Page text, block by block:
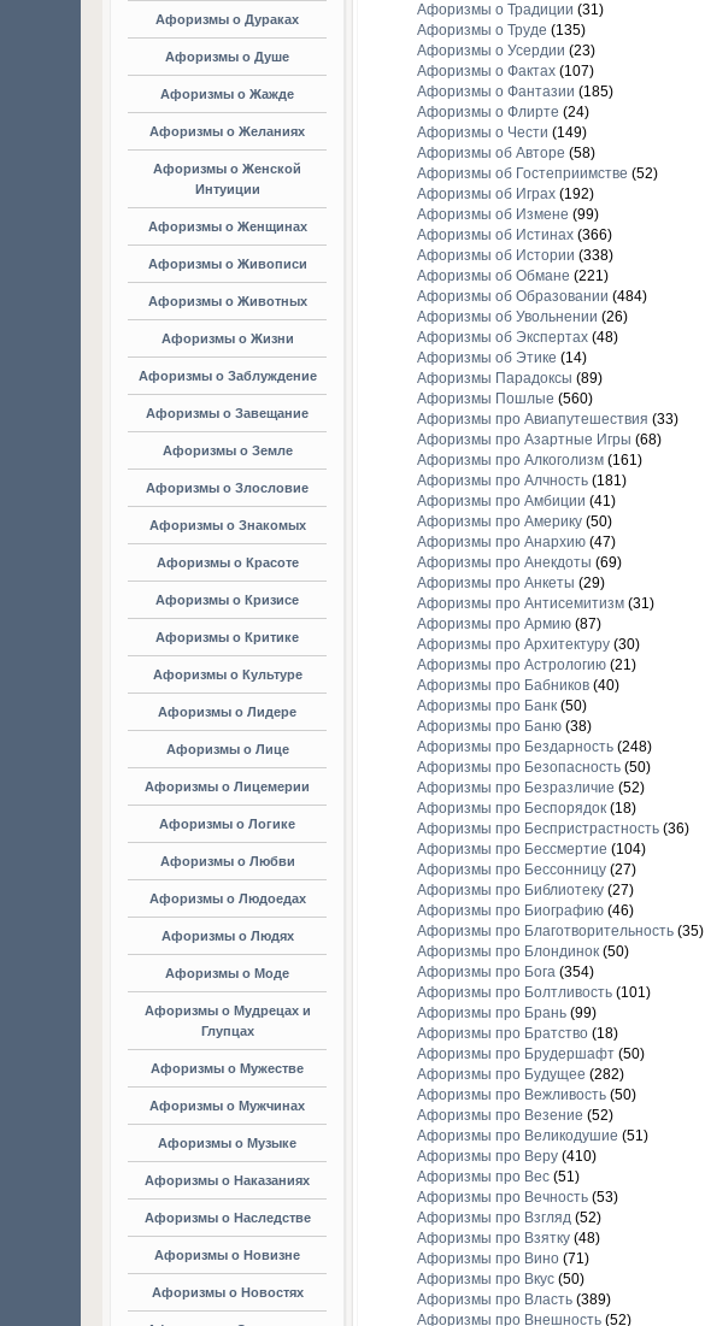
Афоризмы о Дураках
Афоризмы о Душе
Афоризмы о Жажде
Афоризмы о Желаниях
Афоризмы о Женской
Интуиции
Афоризмы о Женщинах
Афоризмы о Живописи
Афоризмы о Животных
Афоризмы о Жизни
Афоризмы о Заблуждение
Афоризмы о Завещание
Афоризмы о Земле
Афоризмы о Злословие
Афоризмы о Знакомых
Афоризмы о Красоте
Афоризмы о Кризисе
Афоризмы о Критике
Афоризмы о Культуре
Афоризмы о Лидере
Афоризмы о Лице
Афоризмы о Лицемерии
Афоризмы о Логике
Афоризмы о Любви
Афоризмы о Людоедах
Афоризмы о Людях
Афоризмы о Моде
Афоризмы о Мудрецах и
Глупцах
Афоризмы о Мужестве
Афоризмы о Мужчинах
Афоризмы о Музыке
Афоризмы о Наказаниях
Афоризмы о Наследстве
Афоризмы о Новизне
Афоризмы о Новостях
Афоризмы о Традиции (31)
Афоризмы о Труде (135)
Афоризмы о Усердии (23)
Афоризмы о Фактах(107)
Афоризмы о Фантазии (185)
Афоризмы о Флирте (24)
Афоризмы о Чести (149)
Афоризмы об Авторе (58)
Афоризмы об Гостеприимстве (52)
Афоризмы об Играх(192)
Афоризмы об Измене (99)
Афоризмы об Истинах(366)
Афоризмы об Истории (338)
Афоризмы об Обмане (221)
Афоризмы об Образовании (484)
Афоризмы об Увольнении (26)
Афоризмы об Экспертах(48)
Афоризмы об Этике (14)
Афоризмы Парадоксы (89)
Афоризмы Пошлые (560)
Афоризмы про Авиапутешествия (33)
Афоризмы про Азартные Игры (68)
Афоризмы про Алкоголизм(161)
Афоризмы про Алчность(181)
Афоризмы про Амбиции (41)
Афоризмы про Америку(50)
Афоризмы про Анархию(47)
Афоризмы про Анекдоты (69)
Афоризмы про Анкеты (29)
Афоризмы про Антисемитизм(31)
Афоризмы про Армию(87)
Афоризмы про Архитектуру(30)
Афоризмы про Астрологию(21)
Афоризмы про Бабников(40)
Афоризмы про Банк(50)
Афоризмы про Баню(38)
Афоризмы про Бездарность(248)
Афоризмы про Безопасность(50)
Афоризмы про Безразличие (52)
Афоризмы про Беспорядок(18)
Афоризмы про Беспристрастность(36)
Афоризмы про Бессмертие (104)
Афоризмы про Бессонницу(27)
Афоризмы про Библиотеку(27)
Афоризмы про Биографию(46)
Афоризмы про Благотворительность(35)
Афоризмы про Блондинок(50)
Афоризмы про Бога(354)
Афоризмы про Болтливость(101)
Афоризмы про Брань(99)
Афоризмы про Братство(18)
Афоризмы про Брудершафт(50)
Афоризмы про Будущее (282)
Афоризмы про Вежливость(50)
Афоризмы про Везение (52)
Афоризмы про Великодушие (51)
Афоризмы про Веру(410)
Афоризмы про Вес(51)
Афоризмы про Вечность(53)
Афоризмы про Взгляд(52)
Афоризмы про Взятку(48)
Афоризмы про Вино(71)
Афоризмы про Вкус(50)
Афоризмы про Власть(389)
Афоризмы про Внешность(52)